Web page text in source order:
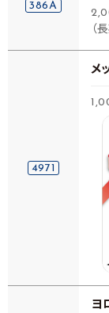
386A
（
4971
メ
ヨ